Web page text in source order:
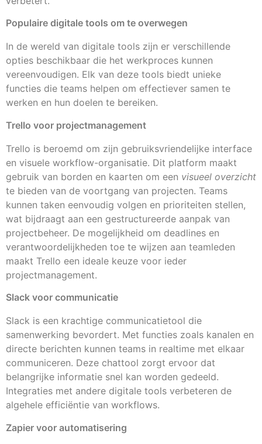
Populaire digitale tools om te overwegen
In de wereld van digitale tools zijn er verschillende
opties beschikbaar die het werkproces kunnen
vereenvoudigen. Elk van deze tools biedt unieke
functies die teams helpen om effectiever samen te
werken en hun doelen te bereiken.
Trello voor projectmanagement
Trello is beroemd om zijn gebruiksvriendelijke interface
en visuele workflow-organisatie. Dit platform maakt
gebruik van borden en kaarten om een visueel overzicht
te bieden van de voortgang van projecten. Teams
kunnen taken eenvoudig volgen en prioriteiten stellen,
wat bijdraagt aan een gestructureerde aanpak van
projectbeheer. De mogelijkheid om deadlines en
verantwoordelijkheden toe te wijzen aan teamleden
maakt Trello een ideale keuze voor ieder
projectmanagement.
Slack voor communicatie
Slack is een krachtige communicatietool die
samenwerking bevordert. Met functies zoals kanalen en
directe berichten kunnen teams in realtime met elkaar
communiceren. Deze chattool zorgt ervoor dat
belangrijke informatie snel kan worden gedeeld.
Integraties met andere digitale tools verbeteren de
algehele efficiëntie van workflows.
Zapier voor automatisering